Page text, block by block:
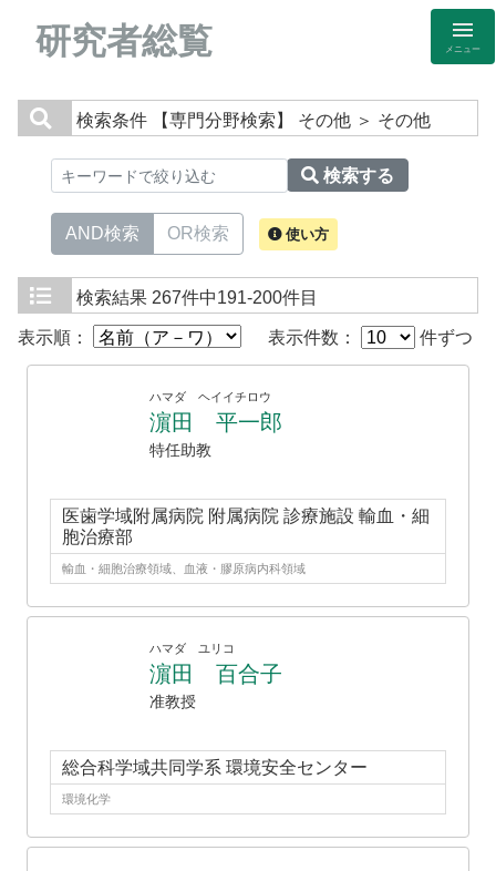
研究者総覧 メニュー
検索条件 【専門分野検索】 その他 ＞ その他
検索する
AND検索 OR検索 使い方
検索結果 267件中191-200件目
表示順： 表示件数： 件ずつ
ハマダ ヘイイチロウ
濵田 平一郎
特任助教
医歯学域附属病院 附属病院 診療施設 輸血・細
胞治療部
輸血・細胞治療領域、血液・膠原病内科領域
ハマダ ユリコ
濵田 百合子
准教授
総合科学域共同学系 環境安全センター
環境化学